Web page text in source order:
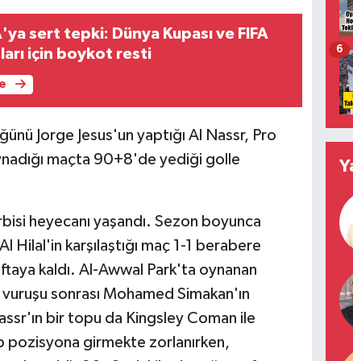
sert tepki: Dünya Kupası ve FIFA
için boykot resti
Jorge Jesus'un yaptığı Al Nassr, Pro
maçta 90+8'de yediği golle
heyecanı yaşandı. Sezon boyunca
Hilal'in karşılaştığı maç 1-1 berabere
kaldı. Al-Awwal Park'ta oynanan
sonrası Mohamed Simakan'ın
bir topu da Kingsley Coman ile
pozisyona girmekte zorlanırken,
6